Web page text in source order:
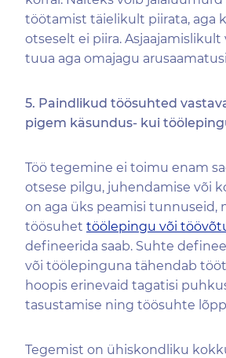
töötamist täielikult piirata, aga
otseselt ei piira. Asjaajamislikult
tuua aga omajagu
5. Paindlikud töösuhted
pigem käsundus- kui
Töö tegemine ei toimu enam
otsese pilgu, juhendamise või
on aga üks peamisi tunnuseid,
töösuhet töölepingu või
defineerida saab. Suhte
või töölepinguna tähendab
hoopis erinevaid tagatisi
tasustamise ning töösuhte
Tegemist on ühiskondliku